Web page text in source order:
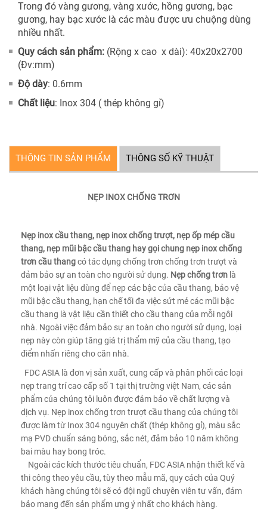
Trong đó vàng gương, vàng xước, hồng gương, bạc
gương, hay bạc xước là các màu được ưu chuộng dùng
nhiều nhất.
Quy cách sản phẩm: (Rộng x cao x dài): 40x20x2700
(Đv:mm)
Độ dày: 0.6mm
Chất liệu: Inox 304 ( thép không gỉ)
THÔNG TIN SẢN PHẨM THÔNG SỐ KỸ THUẬT
NẸP INOX CHỐNG TRƠN
Nẹp inox cầu thang, nẹp inox chống trượt, nẹp ốp mép cầu
thang, nẹp mũi bậc cầu thang hay gọi chung nẹp inox chống
trơn cầu thangcó tác dụng chống trơn chống trơn trượt và
đảm bảo sự an toàn cho người sử dụng. Nẹp chống trơn là
một loại vật liệu dùng để nẹp các bậc của cầu thang, bảo vệ
mũi bậc cầu thang, hạn chế tối đa việc sứt mẻ các mũi bậc
cầu thang là vật liệu cần thiết cho cầu thang của mỗi ngôi
nhà. Ngoài việc đảm bảo sự an toàn cho người sử dụng, loại
nẹp này còn giúp tăng giá trị thẩm mỹ của cầu thang, tạo
điểm nhấn riêng cho căn nhà.
FDC ASIA là đơn vị sản xuất, cung cấp và phân phối các loại
nẹp trang trí cao cấp số 1 tại thị trường việt Nam, các sản
phẩm của chúng tôi luôn được đảm bảo về chất lượng và
dịch vụ. Nẹp inox chống trơn trượt cầu thang của chúng tôi
được làm từ Inox 304 nguyên chất (thép không gỉ), màu sắc
mạ PVD chuẩn sáng bóng, sắc nét, đảm bảo 10 năm không
bai màu hay bong tróc.
Ngoài các kích thước tiêu chuẩn, FDC ASIA nhận thiết kế và
thi công theo yêu cầu, tùy theo mẫu mã, quy cách của Quý
khách hàng chúng tôi sẽ có đội ngũ chuyên viên tư vấn, đảm
bảo mang đến sản phẩm ưng ý nhất cho khách hàng.